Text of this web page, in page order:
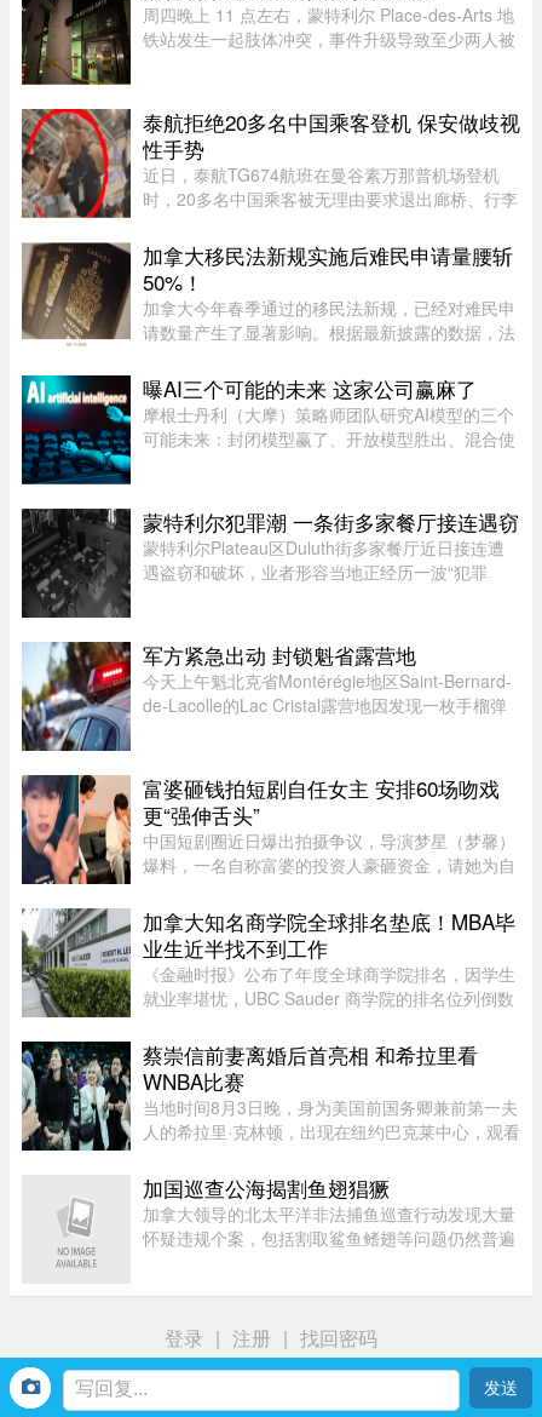
周四晚上 11 点左右，蒙特利尔 Place-des-Arts 地
铁站发生一起肢体冲突，事件升级导致至少两人被
多名乘客。蒙特利尔警方 ...
泰航拒绝20多名中国乘客登机 保安做歧视
性手势
近日，泰航TG674航班在曼谷素万那普机场登机
时，20多名中国乘客被无理由要求退出廊桥、行李
常起飞，现场还发生了安保人员做出歧视性“拉眼
角”手势的争议。截至目前， ...
加拿大移民法新规实施后难民申请量腰斩
50%！
加拿大今年春季通过的移民法新规，已经对难民申
请数量产生了显著影响。根据最新披露的数据，法
请，较去年同期的 2.78 万宗减少近一半。新法生
效，难民通道收紧今年 3 ...
曝AI三个可能的未来 这家公司赢麻了
摩根士丹利（大摩）策略师团队研究AI模型的三个
可能未来：封闭模型赢了、开放模型胜出、混合使
布的分析研究，指出AI市场 ...
蒙特利尔犯罪潮 一条街多家餐厅接连遇窃
蒙特利尔Plateau区Duluth街多家餐厅近日接连遭
遇盗窃和破坏，业者形容当地正经历一波“犯罪
过程，损失及维修费用约7000 ...
军方紧急出动 封锁魁省露营地
今天上午魁北克省Montérégie地区Saint-Bernard-
de-Lacolle的Lac Cristal露营地因发现一枚手榴弹
历史，目前对露营者没有 ...
富婆砸钱拍短剧自任女主 安排60场吻戏
更“强伸舌头”
中国短剧圈近日爆出拍摄争议，导演梦星（梦馨）
爆料，一名自称富婆的投资人豪砸资金，请她为自
主角，并亲选男主角演员，还要求剧中安排60多场
吻戏。男主角演员钟宇飞近 ...
加拿大知名商学院全球排名垫底！MBA毕
业生近半找不到工作
《金融时报》公布了年度全球商学院排名，因学生
就业率堪忧，UBC Sauder 商学院的排名位列倒数
有 53% 的人表示毕业三个月内找到工作。图片：
RICHARD LAM /PNG在今年的 MB ...
蔡崇信前妻离婚后首亮相 和希拉里看
WNBA比赛
当地时间8月3日晚，身为美国前国务卿兼前第一夫
人的希拉里·克林顿，出现在纽约巴克莱中心，观看
队。主场作战的纽约自由队最终以 95-83 获胜，位
列总积分榜第七位，而风暴 ...
加国巡查公海揭割鱼翅猖獗
加拿大领导的北太平洋非法捕鱼巡查行动发现大量
怀疑违规个案，包括割取鲨鱼鳍翅等问题仍然普遍
登录 | 注册 | 找回密码
首页 生活